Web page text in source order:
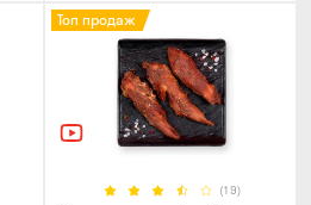
(19)
Топ продаж